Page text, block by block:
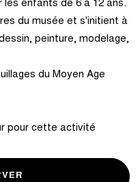
enfants de 6 à 12 ans.
du musée et s'initient à
peinture, modelage,
du Moyen Age
pour cette activité